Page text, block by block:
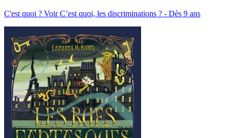
C'est quoi ? Voir C’est quoi, les discriminations ? - Dès 9 ans